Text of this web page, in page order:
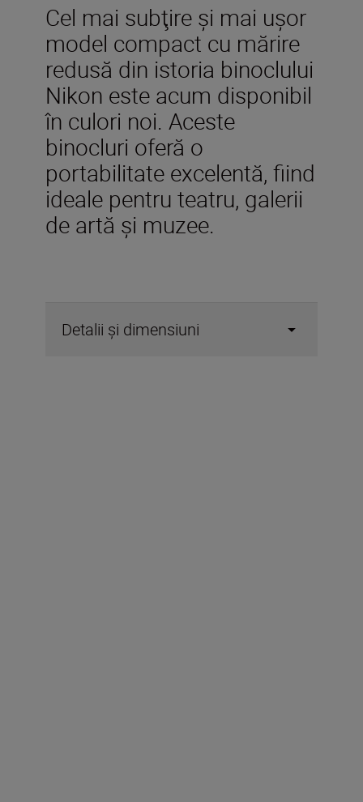
Cel mai subţire şi mai uşor
model compact cu mărire
redusă din istoria binoclului
Nikon este acum disponibil
în culori noi. Aceste
binocluri oferă o
portabilitate excelentă, fiind
ideale pentru teatru, galerii
de artă și muzee.
Detalii şi dimensiuni